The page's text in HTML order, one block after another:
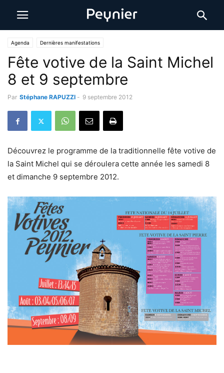
Agenda Dernières manifestations
Fête votive de la Saint Michel
8 et 9 septembre
Par Stéphane RAPUZZI - 9 septembre 2012
Découvrez le programme de la traditionnelle fête votive de
la Saint Michel qui se déroulera cette année les samedi 8
et dimanche 9 septembre 2012.